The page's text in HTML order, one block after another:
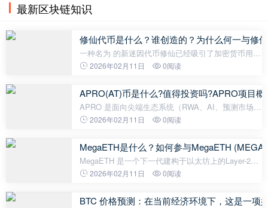
最新区块链知识
修仙代币是什么？谁创造的？为什么何一与修
一种名为 的新迷因代币修仙已经吸引了加密货币用户
的注意，特别是在 BNB 链社区中。 “修仙”这个名称
2026年02月11日 0阅读
APRO(AT)币是什么?值得投资吗?APRO项目
APRO 是面向尖端生态系统（RWA、AI、预测市场和
DeFi）的专业预言机，旨在 100% 适应初创企业，并
将上线币安 Alpha，下面小编就为大家
2026年02月11日 0阅读
MegaETH是什么？如何参与MegaETH
MegaETH 是一个下一代建构于以太坊上的Layer-2
(L2) 网络，承诺提供即时区块链性能。通过将区块时
过100,000 笔交易，其旨在使
2026年02月11日 0阅读
BTC 价格预测：在当前经济环境下，这是一项